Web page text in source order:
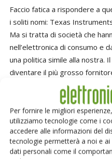
Per fornire le migliori
utilizziamo tecnologie come i
accedere alle informazioni del
tecnologie permetterà a noi e
dati personali come il
Faccio fatica a rispondere a
i soliti nomi: Texas
Ma si tratta di società che
nell’elettronica di consumo e
una politica simile alla nostra.
diventare il più grosso
analogici. Non ci interessa.
quello capace di offrire
permette di garantire profitti
nostra capacità di ricerca, di
virtuosa. In questo senso,
concorrenti. Non mi sembra